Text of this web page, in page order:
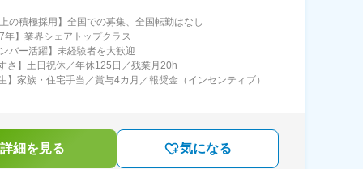
の積極採用】全国での募集、全国転勤はなし
年】業界シェアトップクラス
バー活躍】未経験者を大歓迎
さ】土日祝休／年休125日／残業月20h
】家族・住宅手当／賞与4カ月／報奨金（インセンティブ）
細を見る 気になる